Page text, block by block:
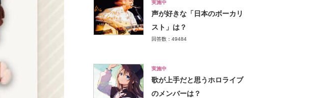
実施中
声が好きな「日本のボーカリ
スト」は？
回答数：49484
実施中
歌が上手だと思うホロライブ
のメンバーは？